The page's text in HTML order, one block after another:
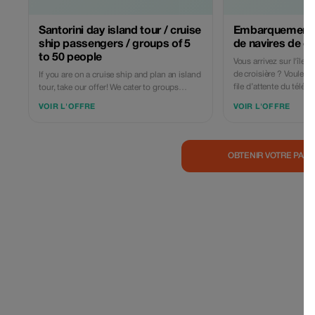
Santorini day island tour / cruise
ship passengers / groups of 5
to 50 people
If you are on a cruise ship and plan an island
tour, take our offer! We cater to groups
VOIR L'OFFRE
Embarquement
de navires de
Vous arrivez sur l'île
de croisière ? Voulez-vous éviter la longue
file d’attente du téléphérique ?
VOIR L'OFFRE
OBTENIR VOTRE